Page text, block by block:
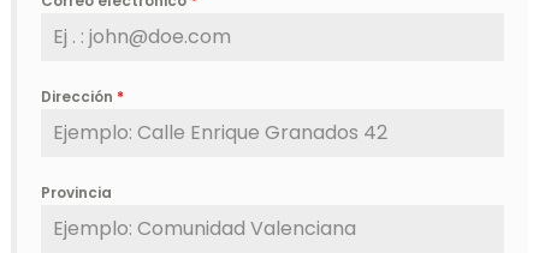
Dirección *
Provincia